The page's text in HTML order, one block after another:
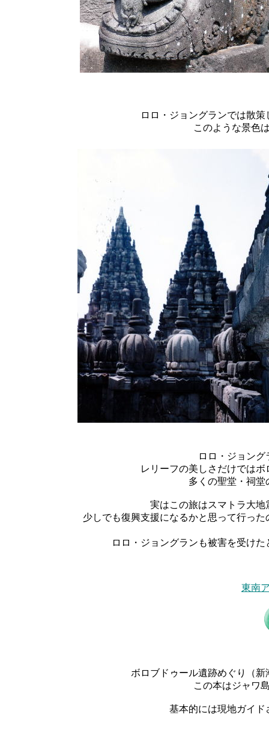
ロロ・ジョングランでは散
このような景色
ロロ・ジョン
レリーフの美しさだけでは
多くの聖堂・祠
実はこの旅はスマトラ大
少しでも復興支援になるかと思って行っ
ロロ・ジョングランも被害を受け
東南
ボロブドゥール遺跡めぐり（
この本はジャワ
基本的には現地ガイ